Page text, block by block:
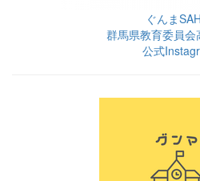
ぐんま
群馬県教育委員会
公式